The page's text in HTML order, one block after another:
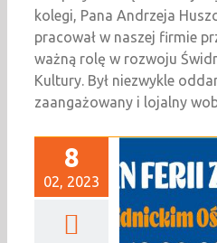
kolegi, Pana Andrzeja
pracował w naszej firmie
ważną rolę w rozwoju
Kultury. Był niezwykle
zaangażowany i lojalny
8
02, 2023